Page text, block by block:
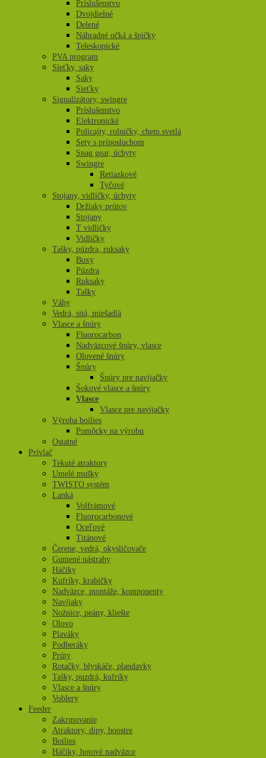
Príslušenstvo
Dvojdielné
Delené
Náhradné očká a špičky
Teleskopické
PVA program
Sieťky, saky
Saky
Sieťky
Signalizátory, swingre
Príslušenstvo
Elektronické
Policajty, rolničky, chem.svetlá
Sety s príposluchom
Snag gear, úchyty
Swingre
Retiazkové
Tyčové
Stojany, vidličky, úchyty
Držiaky prútov
Stojany
T vidličky
Vidličky
Tašky, púzdra, ruksaky
Boxy
Púzdra
Ruksaky
Tašky
Váhy
Vedrá, sitá, miešadlá
Vlasce a šnúry
Fluorocarbon
Nadväzcové šnúry, vlasce
Olovené šnúry
Šnúry
Šnúry pre navíjačky
Šokové vlasce a šnúry
Vlasce
Vlasce pre navíjačky
Výroba boilies
Pomôcky na výrobu
Ostatné
Prívlač
Tekuté atraktory
Umelé mušky
TWISTO systém
Lanká
Volfrámové
Fluorocarbonové
Oceľové
Titánové
Čerene, vedrá, okysličovače
Gumené nástrahy
Háčiky
Kufríky, krabičky
Nadväzce, montáže, komponenty
Navíjaky
Nožnice, peány, kliešte
Olovo
Plaváky
Podberáky
Prúty
Rotačky, blyskáče, plandavky
Tašky, puzdrá, kufríky
Vlasce a šnúry
Voblery
Feeder
Zakrmovanie
Atraktory, dipy, boostre
Boilies
Háčiky, hotové nadväzce